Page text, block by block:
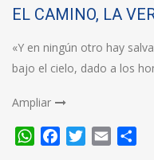
EL CAMINO, LA
«Y en ningún otro hay
bajo el cielo, dado a los
Ampliar
WhatsApp
FacebookTwitter
Email